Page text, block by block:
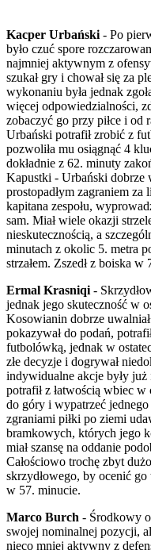
Kacper Urbański - Po
było czuć spore
najmniej aktywnym z
szukał gry i chował się za
wykonaniu była jednak
więcej odpowiedzialności,
zobaczyć go przy piłce i od
Urbański potrafił zrobić z
pozwoliła mu osiągnąć 4
dokładnie z 62. minuty
Kapustki - Urbański dobrze
prostopadłym zagraniem
kapitana zespołu,
sam. Miał wiele okazji
nieskutecznością, a
minutach z okolic 5. metra
strzałem. Zszedł z boiska w
Ermal Krasniqi -
jednak jego skuteczność w
Kosowianin dobrze
pokazywał do podań,
futbolówką, jednak w
złe decyzje i dogrywał
indywidualne akcje były
potrafił z łatwością wbiec
do góry i wypatrzeć
zgraniami piłki po ziemi
bramkowych, których jego
miał szansę na oddanie
Całościowo trochę zbyt
skrzydłowego, by ocenić
w 57. minucie.
Marco Burch - Środkowy
swojej nominalnej pozycji,
nieco mniej aktywny z